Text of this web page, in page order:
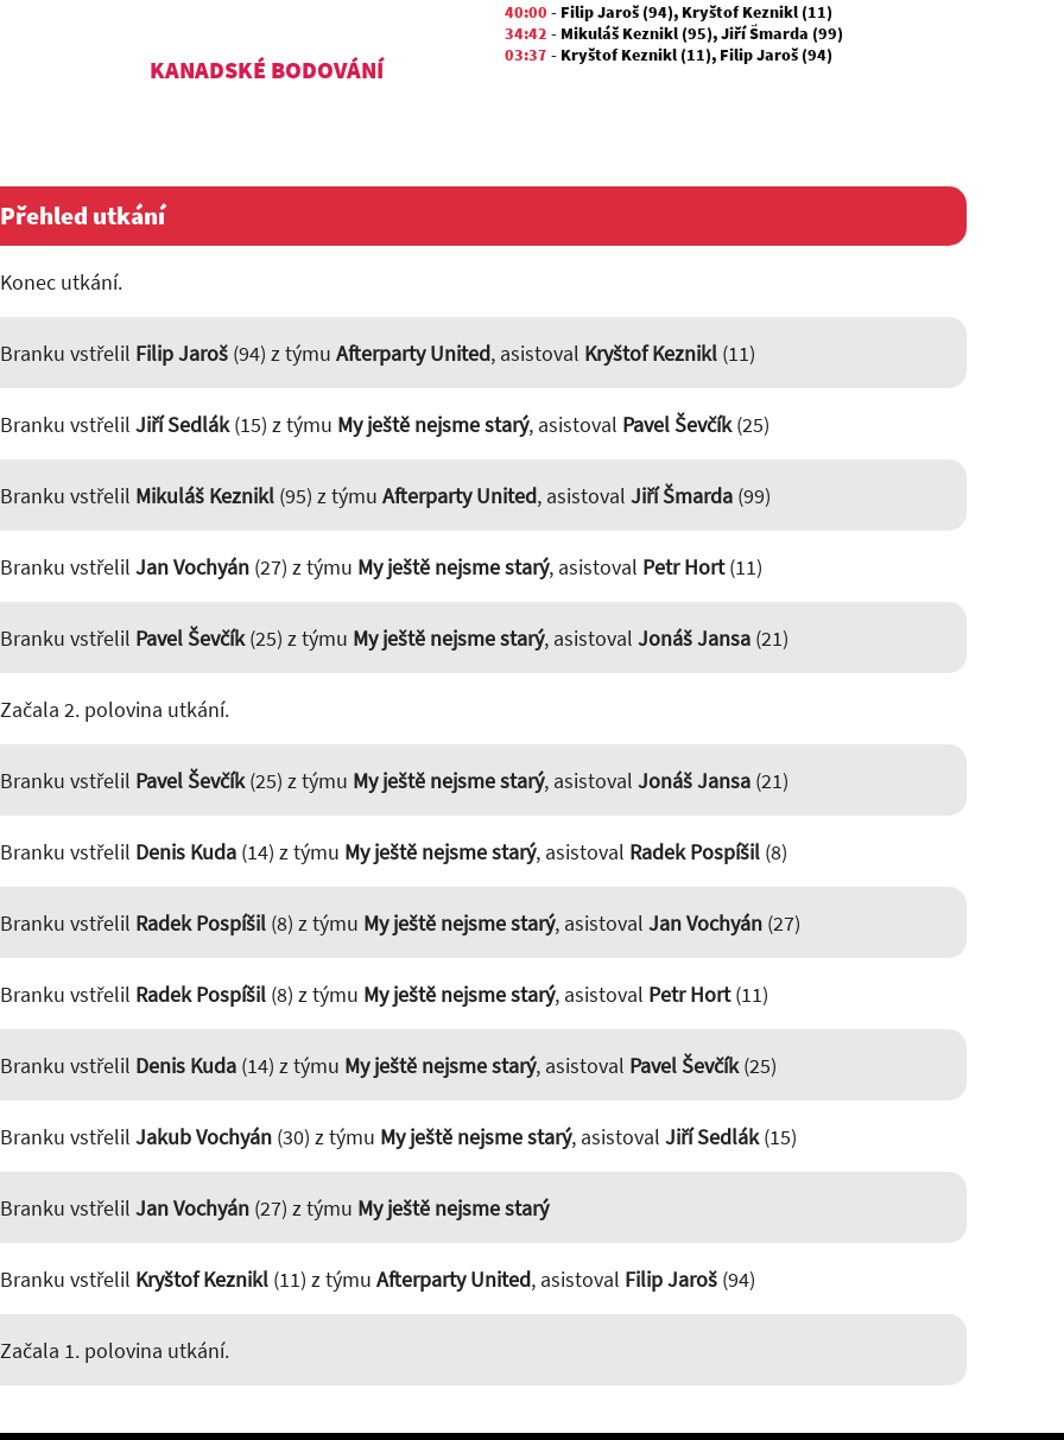
KANADSKÉ BODOVÁNÍ
40:00 - Filip Jaroš (94), Kryštof Keznikl (11)
34:42 - Mikuláš Keznikl (95),Jiří Šmarda (99)
03:37 - Kryštof Keznikl (11), Filip Jaroš (94)
Přehled utkání
Konec utkání.
Branku vstřelil Filip Jaroš(94) z týmu Afterparty United, asistoval Kryštof Keznikl(11)
Branku vstřelil Jiří Sedlák(15) z týmu My ještě nejsme starý, asistoval Pavel Ševčík(25)
Branku vstřelil Mikuláš Keznikl(95) z týmu Afterparty United, asistoval Jiří Šmarda(99)
Branku vstřelil Jan Vochyán(27) z týmu My ještě nejsme starý, asistoval Petr Hort(11)
Branku vstřelil Pavel Ševčík(25) z týmu My ještě nejsme starý, asistoval Jonáš Jansa(21)
Začala 2. polovina utkání.
Branku vstřelil Pavel Ševčík(25) z týmu My ještě nejsme starý, asistoval Jonáš Jansa(21)
Branku vstřelil Denis Kuda(14) z týmu My ještě nejsme starý, asistoval Radek Pospíšil(8)
Branku vstřelil Radek Pospíšil(8) z týmu My ještě nejsme starý, asistoval Jan Vochyán(27)
Branku vstřelil Radek Pospíšil(8) z týmu My ještě nejsme starý, asistoval Petr Hort(11)
Branku vstřelil Denis Kuda(14) z týmu My ještě nejsme starý, asistoval Pavel Ševčík(25)
Branku vstřelil Jakub Vochyán(30) z týmu My ještě nejsme starý, asistoval Jiří Sedlák(15)
Branku vstřelil Jan Vochyán(27) z týmu My ještě nejsme starý
Branku vstřelil Kryštof Keznikl(11) z týmu Afterparty United, asistoval Filip Jaroš(94)
Začala 1. polovina utkání.